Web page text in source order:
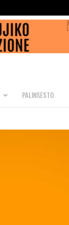
PALINSESTO